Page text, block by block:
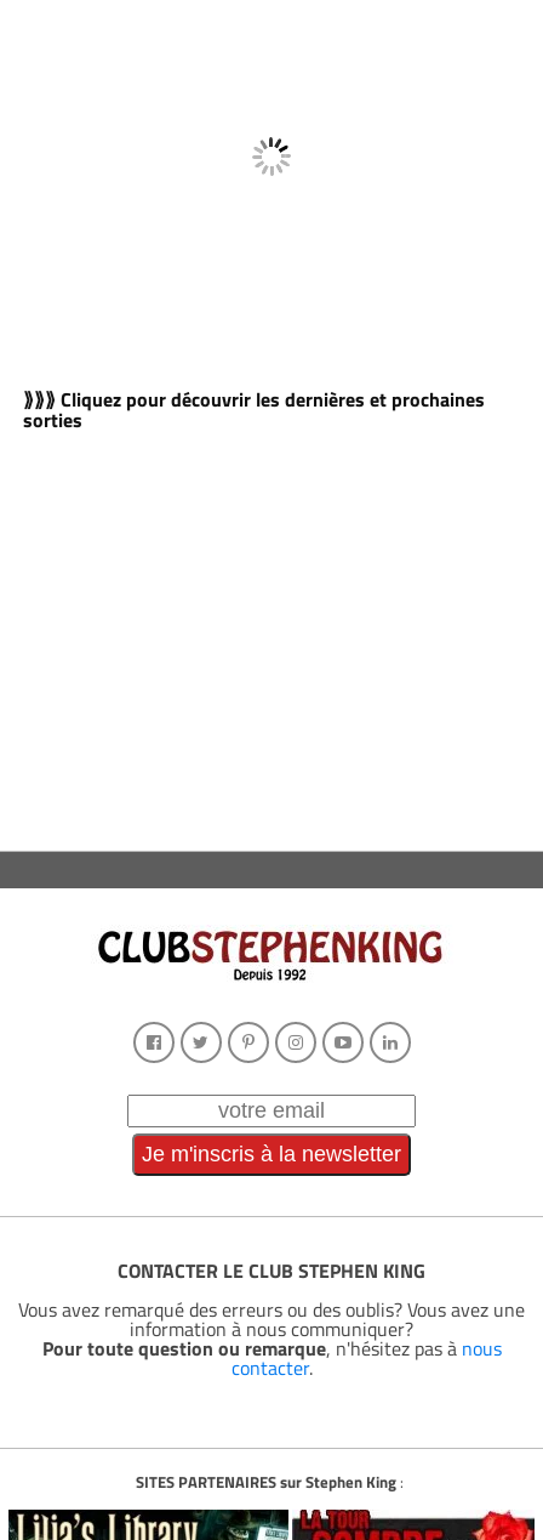
⟫⟫⟫ Cliquez pour découvrir les dernières et prochaines
sorties
CONTACTER LE CLUB STEPHEN KING
Vous avez remarqué des erreurs ou des oublis? Vous avez une
information à nous communiquer?
Pour toute question ou remarque, n'hésitez pas à nous
contacter.
SITES PARTENAIRES sur Stephen King: